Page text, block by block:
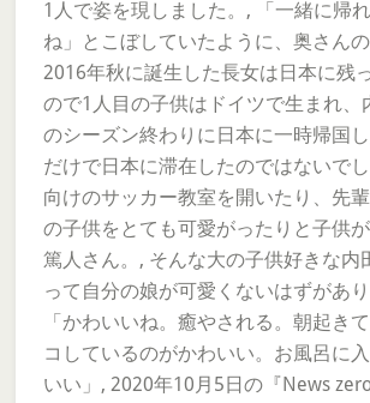
1人で姿を現しました。, 「一緒に帰
ね」とこぼしていたように、奥さん
2016年秋に誕生した長女は日本に残
ので1人目の子供はドイツで生まれ、
のシーズン終わりに日本に一時帰国
だけで日本に滞在したのではないで
向けのサッカー教室を開いたり、先
の子供をとても可愛がったりと子供
篤人さん。, そんな大の子供好きな内
って自分の娘が可愛くないはずがあ
「かわいいね。癒やされる。朝起き
コしているのがかわいい。お風呂に
いい」, 2020年10月5日の『News